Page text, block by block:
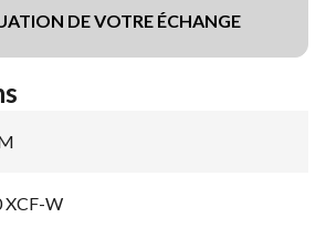
DE VOTRE ÉCHANGE
XCF-W